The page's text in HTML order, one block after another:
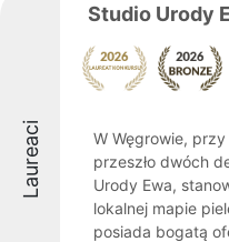
Laureaci
Studio Urody
W Węgrowie,
przeszło dwóch
Urody Ewa,
lokalnej mapie
posiada bogatą